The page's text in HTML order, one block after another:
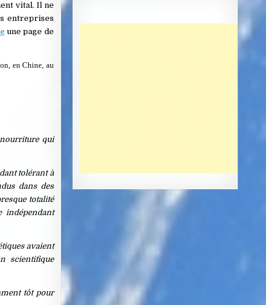
vital. Il ne
entreprises
une page de
en Chine, au
nourriture qui
tolérant à
dans des
totalité
indépendant
avaient
scientifique
tôt pour